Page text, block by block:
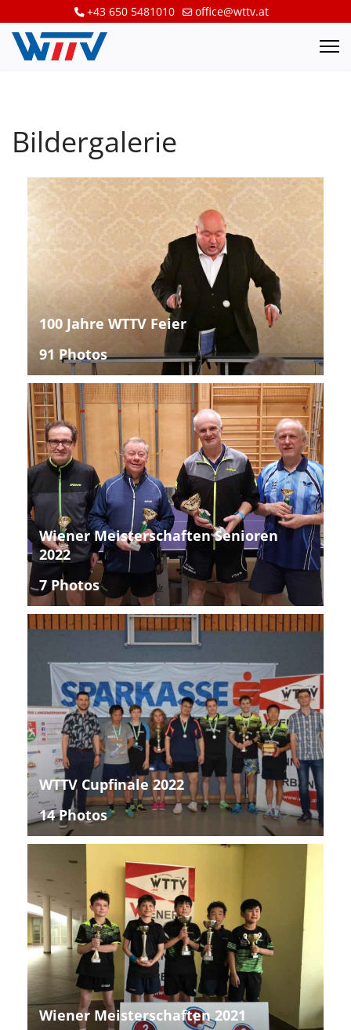
+43 650 5481010 office@wttv.at
Bildergalerie
100 Jahre WTTV Feier
91 Photos
Wiener Meisterschaften Senioren
2022
7 Photos
WTTV Cupfinale 2022
14 Photos
Wiener Meisterschaften 2021